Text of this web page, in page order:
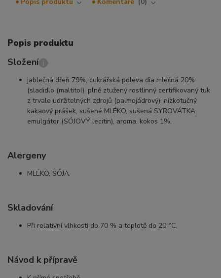
Popis produktu Komentáře 0
Popis produktu
Složení
jablečná dřeň 79%, cukrářská poleva dia mléčná 20%
(sladidlo (maltitol), plně ztužený rostlinný certifikovaný tuk
z trvale udržitelných zdrojů (palmojádrový), nízkotučný
kakaový prášek, sušené MLÉKO, sušená SYROVÁTKA,
emulgátor (SÓJOVÝ lecitin), aroma, kokos 1%.
Alergeny
MLÉKO, SÓJA.
Skladování
Při relativní vlhkosti do 70 % a teplotě do 20 °C.
Návod k přípravě